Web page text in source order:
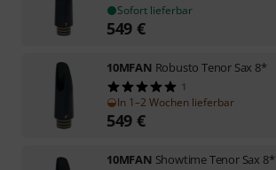
Sofort lieferbar
549 €
10MFAN Robusto Tenor Sax 8*
1
In 1–2 Wochen lieferbar
549 €
10MFAN Showtime Tenor Sax 8*